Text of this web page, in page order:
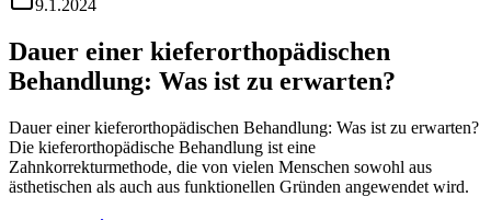
9.1.2024
Dauer einer kieferorthopädischen
Behandlung: Was ist zu erwarten?
Dauer einer kieferorthopädischen Behandlung: Was ist zu erwarten?
Die kieferorthopädische Behandlung ist eine
Zahnkorrekturmethode, die von vielen Menschen sowohl aus
ästhetischen als auch aus funktionellen Gründen angewendet wird.